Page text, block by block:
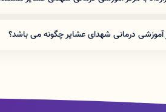
درمانی شهدای عشایر چگونه می باشد؟